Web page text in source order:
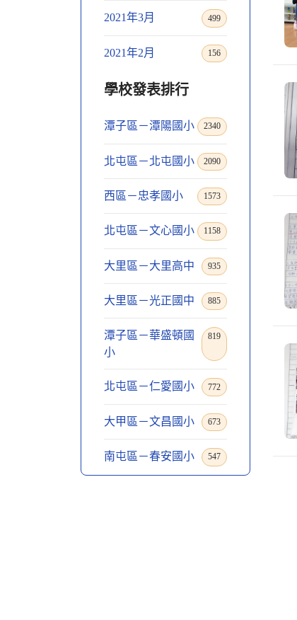
2021年3月 499
2021年2月 156
學校發表排行
潭子區－潭陽國小 2340
北屯區－北屯國小 2090
西區－忠孝國小 1573
北屯區－文心國小 1158
大里區－大里高中 935
大里區－光正國中 885
潭子區－華盛頓國
小
819
北屯區－仁愛國小 772
大甲區－文昌國小 673
南屯區－春安國小 547